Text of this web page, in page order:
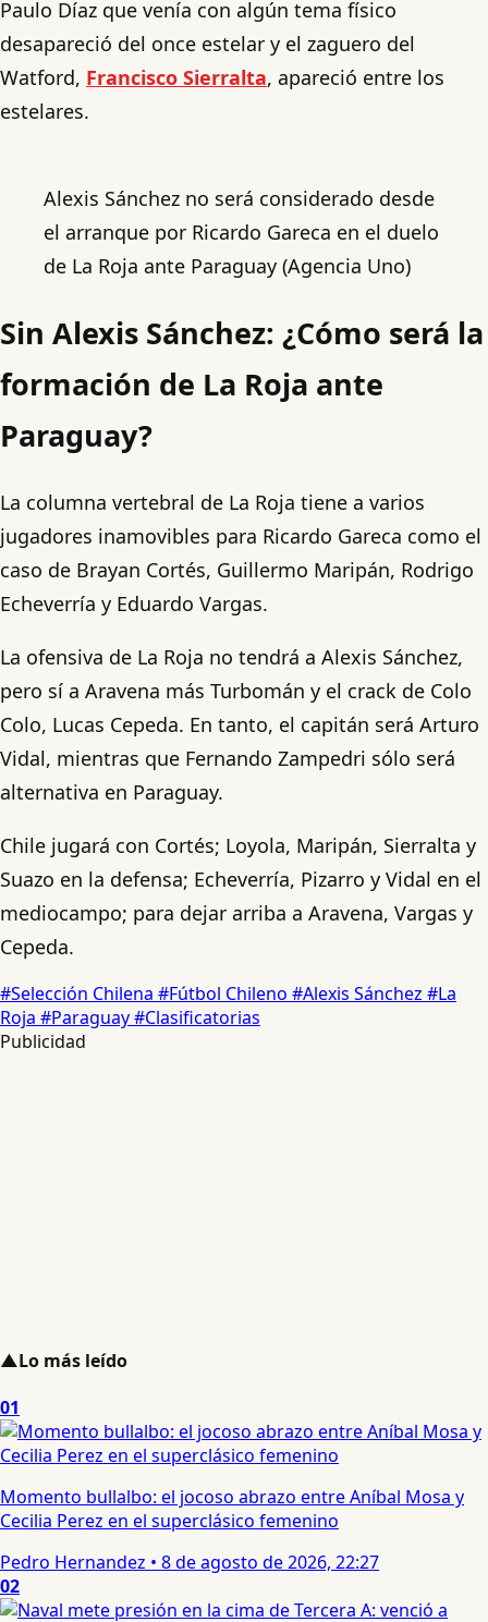
Paulo Díaz que venía con algún tema físico
desapareció del once estelar y el zaguero del
Watford, Francisco Sierralta, apareció entre los
estelares.
Alexis Sánchez no será considerado desde
el arranque por Ricardo Gareca en el duelo
de La Roja ante Paraguay (Agencia Uno)
Sin Alexis Sánchez: ¿Cómo será la
formación de La Roja ante
Paraguay?
La columna vertebral de La Roja tiene a varios
jugadores inamovibles para Ricardo Gareca como el
caso de Brayan Cortés, Guillermo Maripán, Rodrigo
Echeverría y Eduardo Vargas.
La ofensiva de La Roja no tendrá a Alexis Sánchez,
pero sí a Aravena más Turbomán y el crack de Colo
Colo, Lucas Cepeda. En tanto, el capitán será Arturo
Vidal, mientras que Fernando Zampedri sólo será
alternativa en Paraguay.
Chile jugará con Cortés; Loyola, Maripán, Sierralta y
Suazo en la defensa; Echeverría, Pizarro y Vidal en el
mediocampo; para dejar arriba a Aravena, Vargas y
Cepeda.
#Selección Chilena #Fútbol Chileno #Alexis Sánchez #La
Roja #Paraguay#Clasificatorias
Publicidad
▲Lo más leído
01
Momento bullalbo: el jocoso abrazo entre Aníbal Mosa y
Cecilia Perez en el superclásico femenino
Pedro Hernandez • 8 de agosto de 2026, 22:27
02